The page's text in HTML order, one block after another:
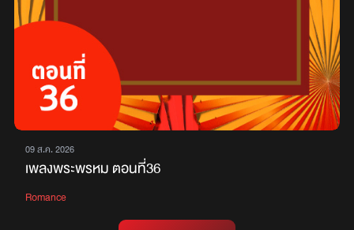
09 ส.ค. 2026
เพลงพระพรหม ตอนที่36
Romance